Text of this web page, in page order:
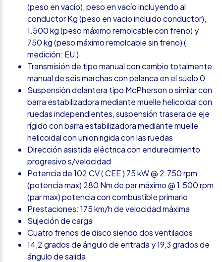
(peso en vacío), peso en vacío incluyendo al
conductor Kg (peso en vacio incluido conductor),
1.500 kg (peso máximo remolcable con freno) y
750 kg (peso máximo remolcable sin freno) (
medición: EU )
Transmisión de tipo manual con cambio totalmente
manual de seis marchas con palanca en el suelo 0
Suspensión delantera tipo McPherson o similar con
barra estabilizadora mediante muelle helicoidal con
ruedas independientes, suspensión trasera de eje
rígido con barra estabilizadora mediante muelle
helicoidal con union rigida con las ruedas
Dirección asistida eléctrica con endurecimiento
progresivo s/velocidad
Potencia de 102 CV ( CEE ) 75 kW @ 2.750 rpm
(potencia max) 280 Nm de par máximo @ 1.500 rpm
(par max) potencia con combustible primario
Prestaciones: 175 km/h de velocidad máxima
Sujeción de carga
Cuatro frenos de disco siendo dos ventilados
14,2 grados de ángulo de entrada y 19,3 grados de
ángulo de salida